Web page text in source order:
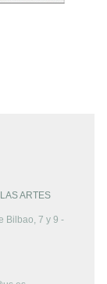
ARTES
Bilbao, 7 y 9 -